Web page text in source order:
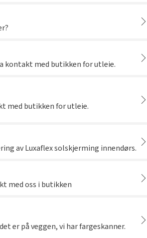
kontakt med butikken for utleie.
med butikken for utleie.
av Luxaflex solskjerming innendørs.
med oss i butikken
er på veggen, vi har fargeskanner.